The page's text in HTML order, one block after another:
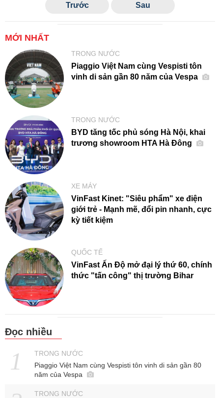
Trước Sau
MỚI NHẤT
TRONG NƯỚC
Piaggio Việt Nam cùng Vespisti tôn
vinh di sản gần 80 năm của Vespa
TRONG NƯỚC
BYD tăng tốc phủ sóng Hà Nội, khai
trương showroom HTA Hà Đông
XE MÁY
VinFast Kinet: "Siêu phẩm" xe điện
giới trẻ - Mạnh mẽ, đổi pin nhanh, cực
kỳ tiết kiệm
QUỐC TẾ
VinFast Ấn Độ mở đại lý thứ 60, chính
thức "tấn công" thị trường Bihar
Đọc nhiều
TRONG NƯỚC
Piaggio Việt Nam cùng Vespisti tôn vinh di sản gần 80
năm của Vespa
TRONG NƯỚC